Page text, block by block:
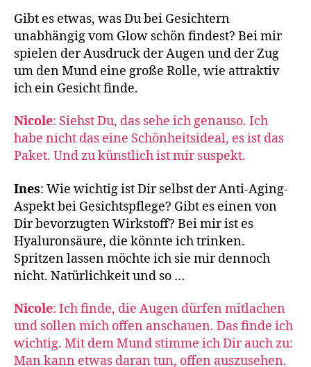
Gibt es etwas, was Du bei Gesichtern
unabhängig vom Glow schön findest? Bei mir
spielen der Ausdruck der Augen und der Zug
um den Mund eine große Rolle, wie attraktiv
ich ein Gesicht finde.
Nicole: Siehst Du, das sehe ich genauso. Ich
habe nicht das eine Schönheitsideal, es ist das
Paket. Und zu künstlich ist mir suspekt.
Ines: Wie wichtig ist Dir selbst der Anti-Aging-
Aspekt bei Gesichtspflege? Gibt es einen von
Dir bevorzugten Wirkstoff? Bei mir ist es
Hyaluronsäure, die könnte ich trinken.
Spritzen lassen möchte ich sie mir dennoch
nicht. Natürlichkeit und so …
Nicole: Ich finde, die Augen dürfen mitlachen
und sollen mich offen anschauen. Das finde ich
wichtig. Mit dem Mund stimme ich Dir auch zu:
Man kann etwas daran tun, offen auszusehen.